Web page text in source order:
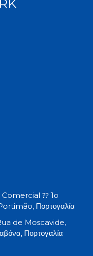
Comercial ⁇ 1o
Πορτογαλία
de Moscavide,
Πορτογαλία